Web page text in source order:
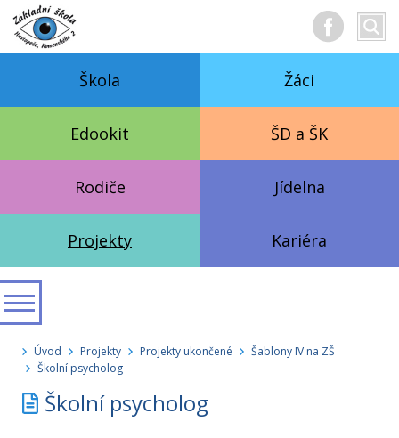
text
Škola Žáci
Edookit ŠD a ŠK
Rodiče Jídelna
Projekty Kariéra
Úvod Projekty Projekty ukončené
Šablony IV na ZŠ
Školní psycholog
Školní psycholog